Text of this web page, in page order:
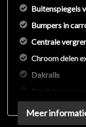
Buitenspiegels
Bumpers in
Centrale
Chroom delen
Dakrails
Elektrisch
Extra getint glas
Meer